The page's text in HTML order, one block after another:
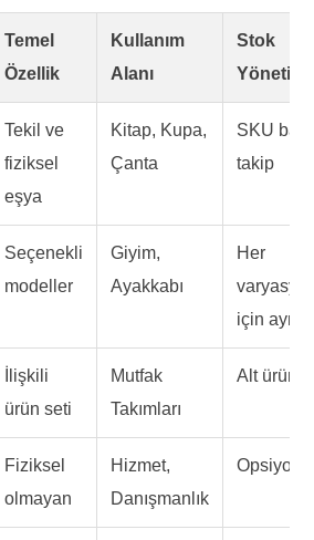
Temel
Özellik
Kullanım
Alanı
Stok
Yönetimi
Tekil ve
fiziksel
eşya
Kitap, Kupa,
Çanta
SKU
takip
Seçenekli
modeller
Giyim,
Ayakkabı
Her
için ayrı
İlişkili
ürün seti
Mutfak
Takımları
Alt ürün
Fiziksel
olmayan
Hizmet,
Danışmanlık